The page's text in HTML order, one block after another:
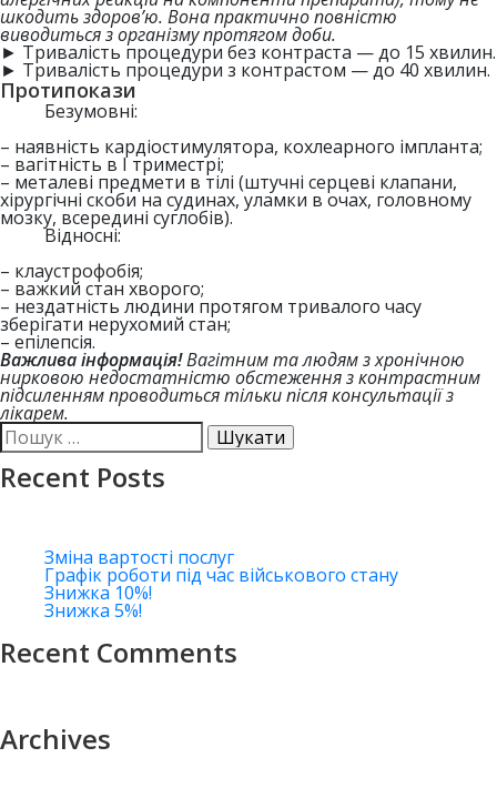
шкодить здоров’ю. Вона практично повністю
виводиться з організму протягом доби.
► Тривалість процедури без контраста — до 15 хвилин.
► Тривалість процедури з контрастом — до 40 хвилин.
Протипокази
Безумовні:
– наявність кардіостимулятора, кохлеарного імпланта;
– вагітність в І триместрі;
– металеві предмети в тілі (штучні серцеві клапани,
хірургічні скоби на судинах, уламки в очах, головному
мозку, всередині суглобів).
Відносні:
– клаустрофобія;
– важкий стан хворого;
– нездатність людини протягом тривалого часу
зберігати нерухомий стан;
– епілепсія.
Важлива інформація!Вагітним та людям з хронічною
нирковою недостатністю обстеження з контрастним
підсиленням проводиться тільки після консультації з
лікарем.
Пошук:
Recent Posts
Зміна вартості послуг
Графік роботи під час військового стану
Знижка 10%!
Знижка 5%!
Recent Comments
Archives